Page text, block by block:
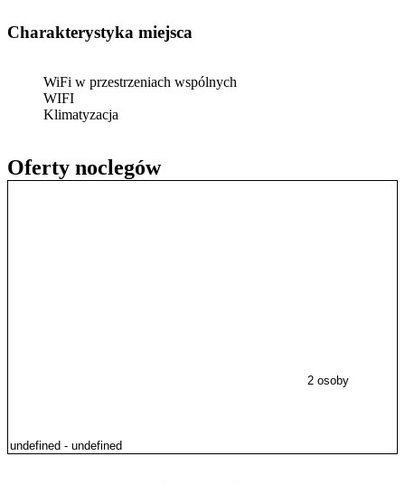
Oferty noclegów
2 osoby
Charakterystyka miejsca
WiFi w przestrzeniach wspólnych
WIFI
Klimatyzacja